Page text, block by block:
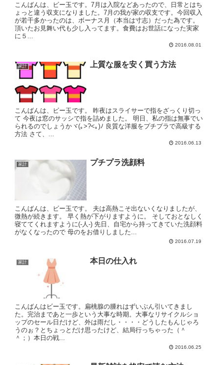
こんばんは、ビー玉です。7月は入院などあったので、日常とはち
ょっと違う収支になりました。7月の我が家の収支です。今回収入
が若干多かったのは、ボーナス月（本当は寸志）だった為です。
頂いたお見舞い代も少し入ってます。食費はお世話になった実家
に５...
2016.08.01
家計 上質な服を安く買う方法
こんばんは、ビー玉です。 昨夜はスライサーで指をざっくり切っ
て 今夜は窓のサッシで指を詰めました。 明日、私の指は無事でい
られるのでしょうかヾ(｡>?<｡)ﾉ 良質な洋服をプチプラで高級する
方法 さて、...
2016.06.13
家計 プチプラ洗顔料
こんばんは、ビー玉です。 夫は高熱こそ出ないくなりましたが、
微熱が続きます。 早く熱が下がりますように。 そしておとなしく
寝ててくれますように(-人-) 先日、自宅から持ってきていた洗顔料
がなくなったので 母のをお借りしました...
2016.07.19
家計 本日の仕入れ
こんばんはビー玉です。扁桃腺の腫れはずいぶん引いてきまし
た。完治まであと一歩という大事な時期。大事なリサイクルショ
ップのセール日だけど、外は雨だし・・・・どうしたもんじゃろ
うのぉ？とちょっとだけ思ったけど、結局行っちゃった（＾
＾；）本日の戦...
2016.06.25